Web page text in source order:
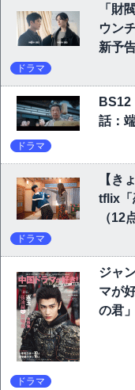
「財
ウン
新予
ドラマ
BS12
話：
ドラマ
【き
tflix「
（12
ドラマ
ジャ
マが
の君
ドラマ